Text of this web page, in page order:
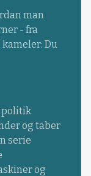
man
- fra
Du
politik
og taber
serie
og